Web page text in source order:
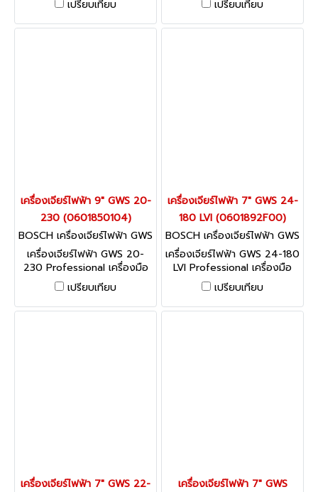
เปรียบเทียบ
เชื่อถือได้และยังอยู่ในงบ
ประมาณของคุณ
เปรียบเทียบ
เครื่องเจียร์ไฟฟ้า 9" GWS 20-
230 (0601850104)
BOSCH เครื่องเจียร์ไฟฟ้า GWS
20-230 (0601850104)
เครื่องเจียร์ไฟฟ้า GWS 20-
230 Professional เครื่องมือ
ขนาดกะทัดรัดและน้ำหนักเบา
เปรียบเทียบ
เครื่องเจียร์ไฟฟ้า 7" GWS 24-
180 LVI (0601892F00)
BOSCH เครื่องเจียร์ไฟฟ้า GWS
24-180 LVI (0601892F00)
เครื่องเจียร์ไฟฟ้า GWS 24-180
LVI Professional เครื่องมือ
ทรงพลังที่น้ำหนักเบาที่สุด
เปรียบเทียบ
เครื่องเจียร์ไฟฟ้า 7" GWS 22-
เครื่องเจียร์ไฟฟ้า 7" GWS